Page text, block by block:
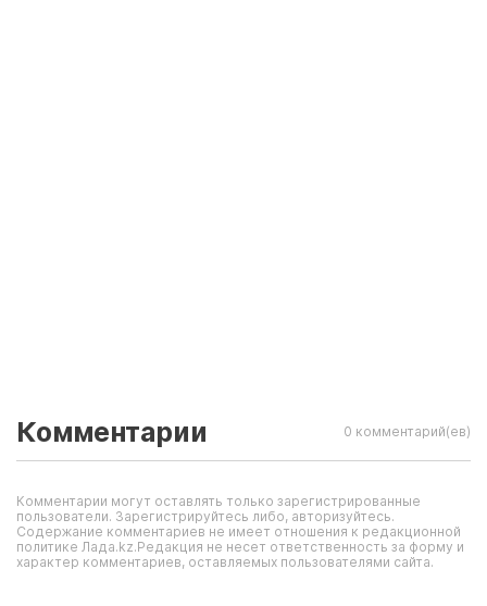
Комментарии 0 комментарий(ев)
Комментарии могут оставлять только зарегистрированные
пользователи. Зарегистрируйтесь либо, авторизуйтесь.
Содержание комментариев не имеет отношения к редакционной
политике Лада.kz.Редакция не несет ответственность за форму и
характер комментариев, оставляемых пользователями сайта.